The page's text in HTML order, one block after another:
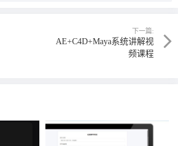
下一篇:
AE+C4D+Maya系统讲解视
频课程